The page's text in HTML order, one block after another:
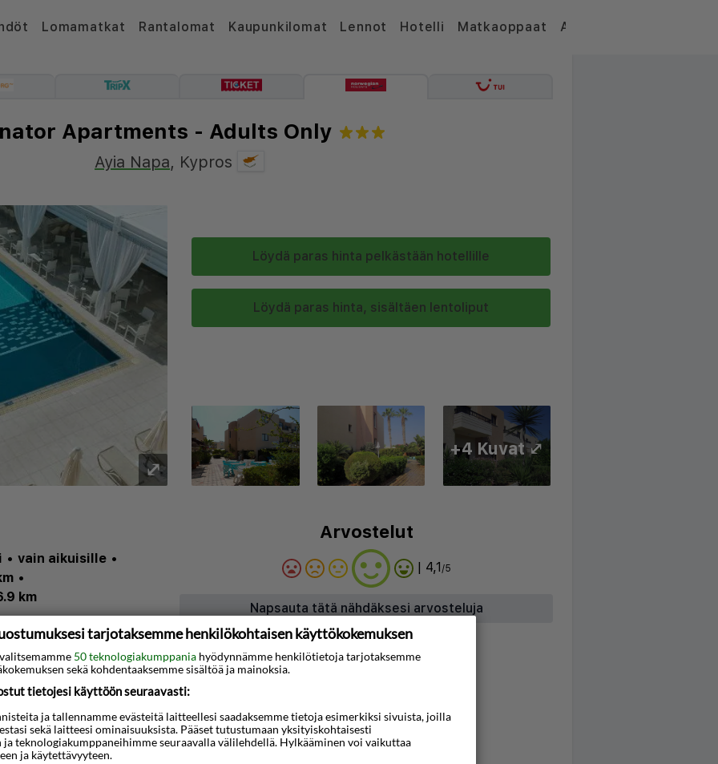
Lomamatkat Rantalomat Kaupunkilomat Lennot Hotelli Matkaoppaat Artikkelit
Apartments - Adults Only
Ayia Napa, Kypros
⤢
Löydä paras hinta pelkästään hotellille
Löydä paras hinta, sisältäen lentoliput
+4 Kuvat ⤢
• vain aikuisille •
•
km
•Ravintola•Kylpylä•
Arvostelut
| 4,1 /5
Napsauta tätä nähdäksesi arvosteluja
tarjoaa modernin ja
sydämessä,
Kartta
tarjotaksemme henkilökohtaisen käyttökokemuksen
50 teknologiakumppania hyödynnämme henkilötietoja tarjotaksemme
sekä kohdentaaksemme sisältöä ja mainoksia.
tietojesi käyttöön seuraavasti:
ja tallennamme evästeitä laitteellesi saadaksemme tietoja esimerkiksi sivuista, joilla
sekä laitteesi ominaisuuksista. Pääset tutustumaan yksityiskohtaisesti
teknologiakumppaneihimme seuraavalla välilehdellä. Hylkääminen voi vaikuttaa
ja käytettävyyteen.